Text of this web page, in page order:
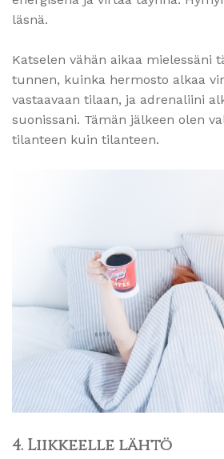
läsnä.
Katselen vähän aikaa mielessäni
tunnen, kuinka hermosto alkaa
vastaavaan tilaan, ja adrenaliini
suonissani. Tämän jälkeen olen
tilanteen kuin tilanteen.
4. Liikkeelle lähtö